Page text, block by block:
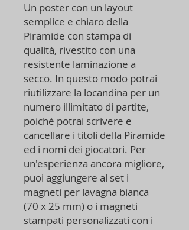
Un poster con un layout
semplice e chiaro della
Piramide con stampa di
qualità, rivestito con una
resistente laminazione a
secco. In questo modo potrai
riutilizzare la locandina per un
numero illimitato di partite,
poiché potrai scrivere e
cancellare i titoli della Piramide
ed i nomi dei giocatori. Per
un'esperienza ancora migliore,
puoi aggiungere al set i
magneti per lavagna bianca
(70 x 25 mm) o i magneti
stampati personalizzati con i